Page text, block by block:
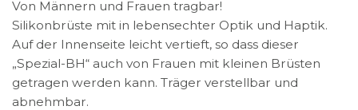
Von Männern und Frauen tragbar!
Silikonbrüste mit in lebensechter Optik und Haptik.
Auf der Innenseite leicht vertieft, so dass dieser
„Spezial-BH“ auch von Frauen mit kleinen Brüsten
getragen werden kann. Träger verstellbar und
abnehmbar.